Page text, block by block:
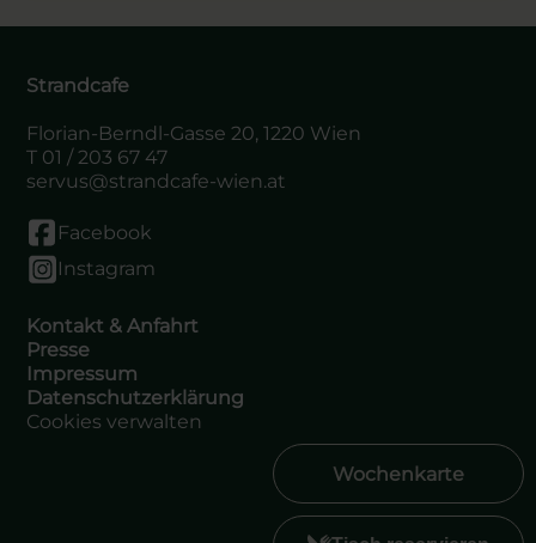
Strandcafe
Florian-Berndl-Gasse 20, 1220 Wien
T 01 / 203 67 47
servus@strandcafe-wien.at
Facebook
Instagram
Kontakt & Anfahrt
Presse
Impressum
Datenschutzerklärung
Cookies verwalten
Wochenkarte